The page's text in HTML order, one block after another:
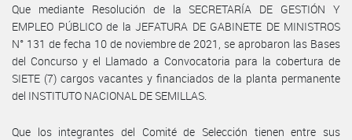
Que mediante Resolución de la SECRETARÍA DE GESTIÓN Y
EMPLEO PÚBLICO de la JEFATURA DE GABINETE DE MINISTROS
N° 131 de fecha 10 de noviembre de 2021, se aprobaron las Bases
del Concurso y el Llamado a Convocatoria para la cobertura de
SIETE (7) cargos vacantes y financiados de la planta permanente
del INSTITUTO NACIONAL DE SEMILLAS.
Que los integrantes del Comité de Selección tienen entre sus